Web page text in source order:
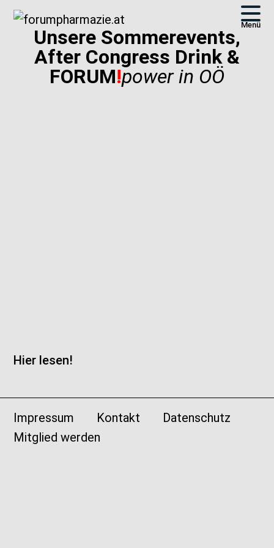
Menü
Unsere Sommerevents,
After Congress Drink &
FORUM!power in OÖ
Hier lesen!
Impressum Kontakt
Datenschutz
Mitglied werden